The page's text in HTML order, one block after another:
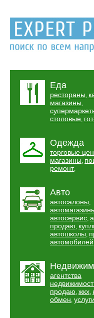
Еда
рестораны,
магазины,
столовые,
Одежда
торговые
магазины,
ремонт,
Авто
автосалоны,
автосервис,
продаю,
автошколы,
автомобилей
агентства
продаю, жкх,
обмен, услуги